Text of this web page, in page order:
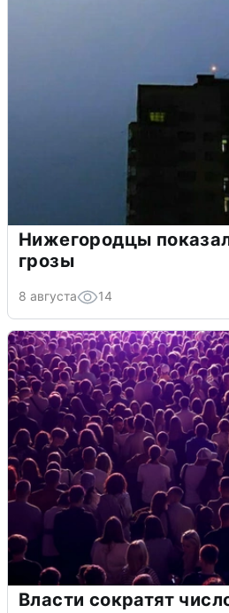
Нижегородцы
грозы
8 августа 14
Власти сократят